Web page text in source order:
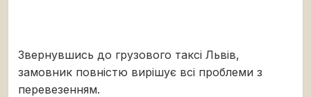
Звернувшись до грузового таксі Львів,
замовник повністю вирішує всі проблеми з
перевезенням.